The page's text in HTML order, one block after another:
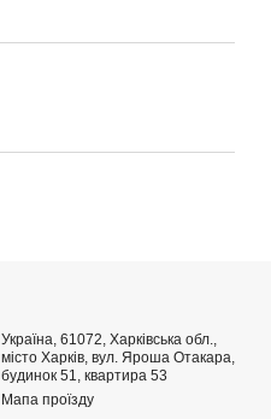
Україна, 61072, Харківська обл.,
місто Харків, вул. Яроша Отакара,
будинок 51, квартира 53
Мапа проїзду